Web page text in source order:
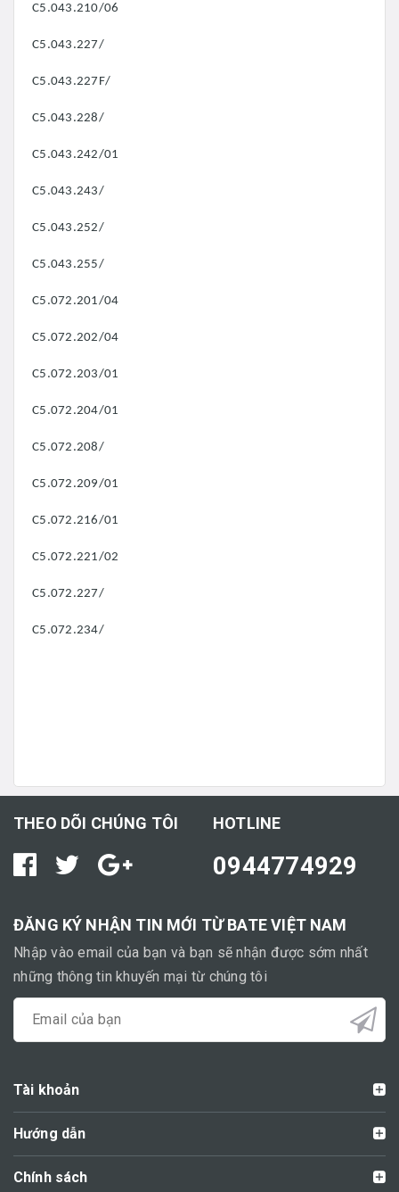
C5.043.210/06
C5.043.227/
C5.043.227F/
C5.043.228/
C5.043.242/01
C5.043.243/
C5.043.252/
C5.043.255/
C5.072.201/04
C5.072.202/04
C5.072.203/01
C5.072.204/01
C5.072.208/
C5.072.209/01
C5.072.216/01
C5.072.221/02
C5.072.227/
C5.072.234/
THEO DÕI CHÚNG TÔI HOTLINE
0944774929
ĐĂNG KÝ NHẬN TIN MỚI TỪ BATE VIỆT NAM
Nhập vào email của bạn và bạn sẽ nhận được sớm nhất
những thông tin khuyến mại từ chúng tôi
Tài khoản
Hướng dẫn
Chính sách